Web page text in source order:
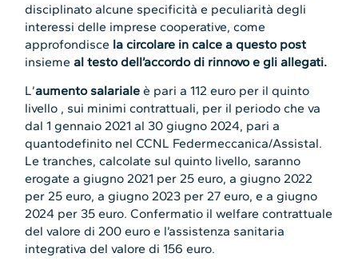
disciplinato alcune specificità e peculiarità degli
interessi delle imprese cooperative, come
approfondisce la circolare in calce a questo post
insiemeal testo dell’accordo di rinnovo e gli allegati.
L’aumento salariale è pari a 112 euro per il quinto
livello , sui minimi contrattuali, per il periodo che va
dal 1 gennaio 2021 al 30 giugno 2024, pari a
quantodefinito nel CCNL Federmeccanica/Assistal.
Le tranches, calcolate sul quinto livello, saranno
erogate a giugno 2021 per 25 euro, a giugno 2022
per 25 euro, a giugno 2023 per 27 euro, e a giugno
2024 per 35 euro. Confermatio il welfare contrattuale
del valore di 200 euro e l’assistenza sanitaria
integrativa del valore di 156 euro.